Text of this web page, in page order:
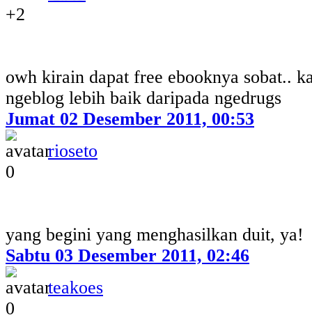
+2
owh kirain dapat free ebooknya sobat..
ngeblog lebih baik daripada ngedrugs
Jumat 02 Desember 2011, 00:53
rioseto
0
yang begini yang menghasilkan duit, ya!
Sabtu 03 Desember 2011, 02:46
teakoes
0